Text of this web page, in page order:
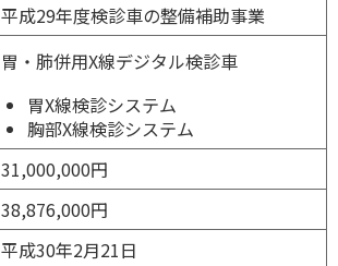
平成29年度検診車の整備補助事業
胃・肺併用X線デジタル検診車
胃X線検診システム
胸部X線検診システム
31,000,000円
38,876,000円
平成30年2月21日